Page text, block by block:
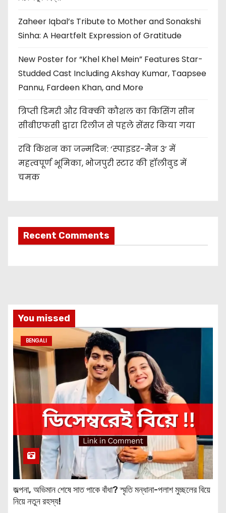
Zaheer Iqbal’s Tribute to Mother and Sonakshi
Sinha: A Heartfelt Expression of Gratitude
New Poster for “Khel Khel Mein” Features Star-
Studded Cast Including Akshay Kumar, Taapsee
Pannu, Fardeen Khan, and More
त्रिप्ती डिमरी और विक्की कौशल का किसिंग सीन
सीबीएफसी द्वारा रिलीज से पहले सेंसर किया गया
रवि किशन का जन्मदिन: ‘स्पाइडर-मैन 3’ में
महत्वपूर्ण भूमिका, भोजपुरी स्टार की हॉलीवुड में
चमक
Recent Comments
You missed
BENGALI
জল্পনা, অভিমান শেষে সাত পাকে বাঁধা? স্মৃতি মন্ধানা-পলাশ মুচ্ছলের বিয়ে
নিয়ে নতুন রহস্য!